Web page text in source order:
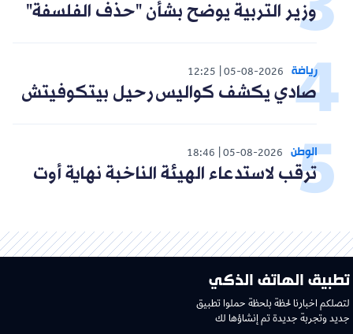
وزير التربية يوضح بشأن "حذف الفلسفة"
رياضة 05-08-2026
12:25
صادي يكشف كواليس رحيل بيتكوفيتش
الوطن 05-08-2026
18:46
ترقب لاستدعاء الهيئة الناخبة نهاية أوت
تطبيق الهاتف الذكي
لتصلكم اخبارنا لحظة بلحظة حملوا تطبيق
جديد وتجربة جديدة تم إنشاؤها لك